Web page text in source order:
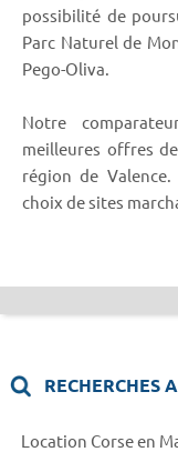
possibilité de
Parc Naturel de
Pego-Oliva.
Notre
meilleures offres
région de
choix de sites
RECHERCHES
Location Corse en